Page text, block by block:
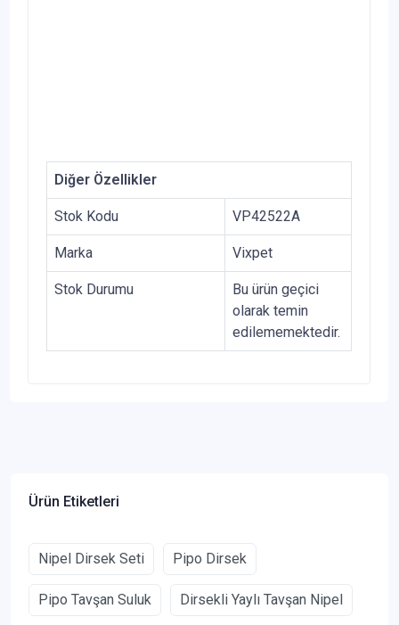
Diğer Özellikler
Stok Kodu VP42522A
Marka Vixpet
Stok Durumu
Bu ürün geçici
olarak temin
edilememektedir.
Ürün Etiketleri
Nipel Dirsek Seti Pipo Dirsek
Pipo Tavşan Suluk Dirsekli Yaylı Tavşan Nipel